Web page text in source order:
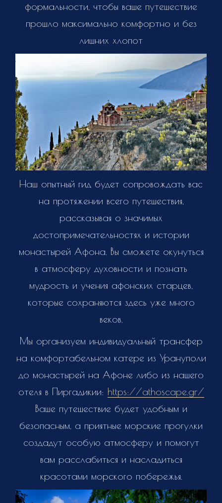
формальности, чтобы ваше путешествие
прошло максимально комфортно и без
лишних хлопот
Наш опытный гид будет сопровождать вас
на протяжении всего путешествия,
рассказывая о значимых
достопримечательностях и истории
монастырей Афона. Вы сможете окунуться
в атмосферу духовности и познать
мудрость и учения афонских старцев,
которые сохраняются здесь уже много
веков.
Мы организуем индивидуальный трансфер
на комфортабельном катере из Урануполи
до монастырей на Афоне либо из нашего
отеля в Пиргадикии: https://athoscape.gr/
Ваше путешествие будет удобным и
безопасным, а приятные морские прогулки
создадут особую атмосферу и помогут
вам расслабиться и насладиться
красотами морского побережья.